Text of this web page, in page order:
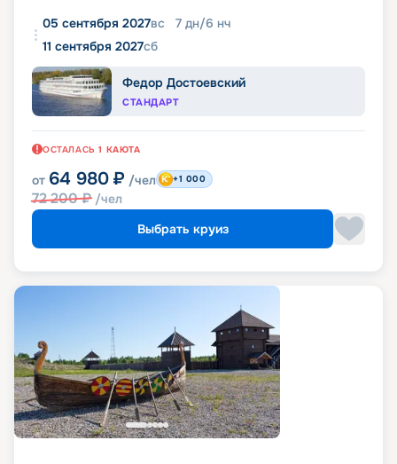
05 сентября 2027вс 7 дн/6 нч
11 сентября 2027сб
Федор Достоевский
СТАНДАРТ
ОСТАЛАСЬ 1 КАЮТА
от 64 980 ₽ /чел
72 200₽ /чел
+1 000
Выбрать круиз